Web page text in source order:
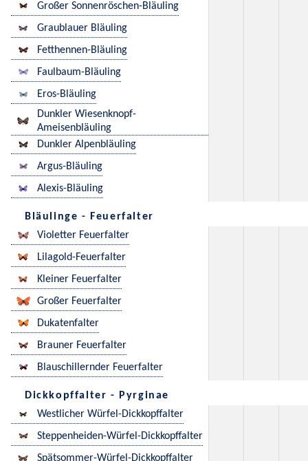
Großer Sonnenröschen-Bläuling
Graublauer Bläuling
Fetthennen-Bläuling
Faulbaum-Bläuling
Eros-Bläuling
Dunkler Wiesenknopf-
Ameisenbläuling
Dunkler Alpenbläuling
Argus-Bläuling
Alexis-Bläuling
Bläulinge - Feuerfalter
Violetter Feuerfalter
Lilagold-Feuerfalter
Kleiner Feuerfalter
Großer Feuerfalter
Dukatenfalter
Brauner Feuerfalter
Blauschillernder Feuerfalter
Dickkopffalter - Pyrginae
Westlicher Würfel-Dickkopffalter
Steppenheiden-Würfel-Dickkopffalter
Spätsommer-Würfel-Dickkopffalter